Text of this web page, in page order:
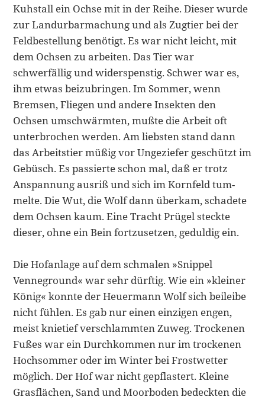
Kuhstall ein Ochse mit in der Reihe. Dieser wurde
zur Landurbarmachung und als Zugtier bei der
Feldbe­stellung benötigt. Es war nicht leicht, mit
dem Ochsen zu arbeiten. Das Tier war
schwerfällig und widerspenstig. Schwer war es,
ihm etwas beizubringen. Im Sommer, wenn
Bremsen, Fliegen und andere Insekten den
Ochsen um­schwärmten, mußte die Arbeit oft
unterbrochen werden. Am liebsten stand dann
das Arbeitstier müßig vor Ungeziefer geschützt im
Gebüsch. Es pas­sierte schon mal, daß er trotz
Anspannung ausriß und sich im Kornfeld tum­
melte. Die Wut, die Wolf dann überkam, schadete
dem Ochsen kaum. Eine Tracht Prügel steckte
dieser, ohne ein Bein fortzusetzen, geduldig ein.
Die Hofanlage auf dem schmalen »Snippel
Venneground« war sehr dürftig. Wie ein »kleiner
König« konnte der Heuermann Wolf sich beileibe
nicht füh­len. Es gab nur einen einzigen engen,
meist knietief verschlammten Zuweg. Trockenen
Fußes war ein Durchkommen nur im trockenen
Hochsommer oder im Winter bei Frostwetter
möglich. Der Hof war nicht gepflastert. Kleine
Grasflächen, Sand und Moorboden bedeckten die